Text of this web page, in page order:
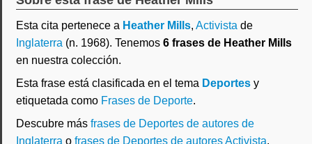
Esta cita pertenece a Heather Mills, Activista de
Inglaterra (n. 1968). Tenemos 6 frases de Heather Mills
en nuestra colección.
Esta frase está clasificada en el tema Deportes y
etiquetada como Frases de Deporte.
Descubre más frases de Deportes de autores de
Inglaterra o frases de Deportes de autores Activista.